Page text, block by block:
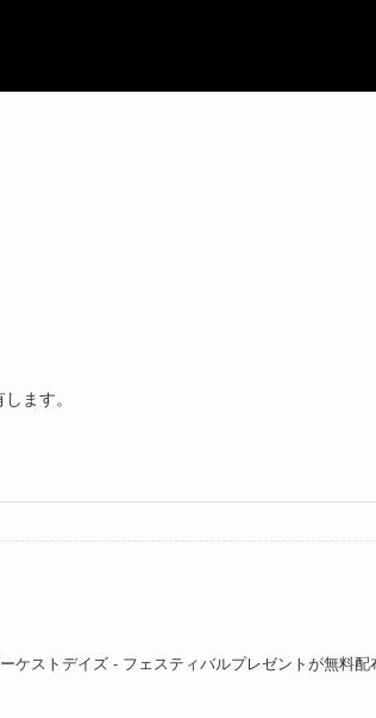
ます。
ケストデイズ - フェスティバルプレゼントが無料配